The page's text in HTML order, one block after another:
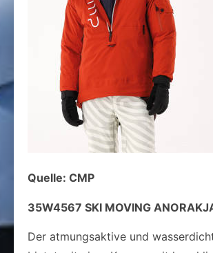
Quelle: CMP
35W4567 SKI MOVING
Der atmungsaktive und